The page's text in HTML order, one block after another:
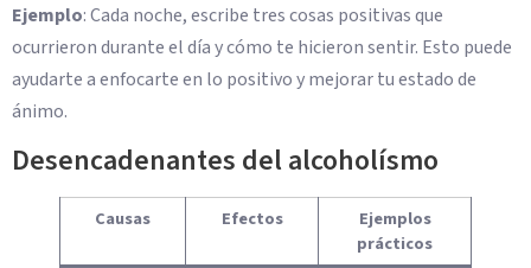
Ejemplo: Cada noche, escribe tres cosas positivas que
ocurrieron durante el día y cómo te hicieron sentir. Esto puede
ayudarte a enfocarte en lo positivo y mejorar tu estado de
ánimo.
Desencadenantes del alcoholísmo
Causas Efectos
Ejemplos
prácticos